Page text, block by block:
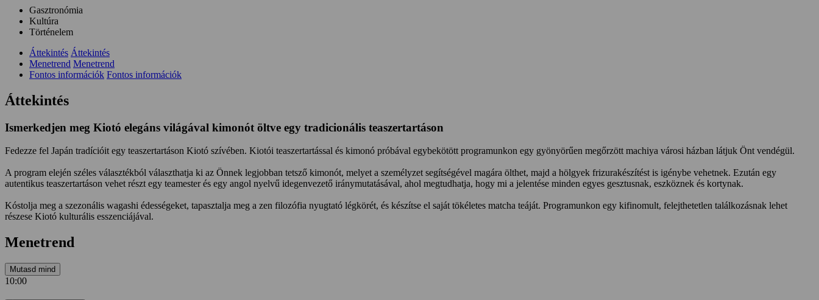
Gasztronómia
Kultúra
Történelem
Áttekintés Áttekintés
Menetrend Menetrend
Fontos információk Fontos információk
Áttekintés
Ismerkedjen meg Kiotó elegáns világával kimonót öltve egy tradicionális teaszertartáson
Fedezze fel Japán tradícióit egy teaszertartáson Kiotó szívében. Kiotói teaszertartással és kimonó próbával egybekötött programunkon egy gyönyörűen megőrzött machiya városi házban látjuk Önt vendégül.
A program elején széles választékból választhatja ki az Önnek legjobban tetsző kimonót, melyet a személyzet segítségével magára ölthet, majd a hölgyek frizurakészítést is igénybe vehetnek. Ezután egy
autentikus teaszertartáson vehet részt egy teamester és egy angol nyelvű idegenvezető iránymutatásával, ahol megtudhatja, hogy mi a jelentése minden egyes gesztusnak, eszköznek és kortynak.
Kóstolja meg a szezonális wagashi édességeket, tapasztalja meg a zen filozófia nyugtató légkörét, és készítse el saját tökéletes matcha teáját. Programunkon egy kifinomult, felejthetetlen találkozásnak lehet
részese Kiotó kulturális esszenciájával.
Menetrend
Mutasd mind
10:00